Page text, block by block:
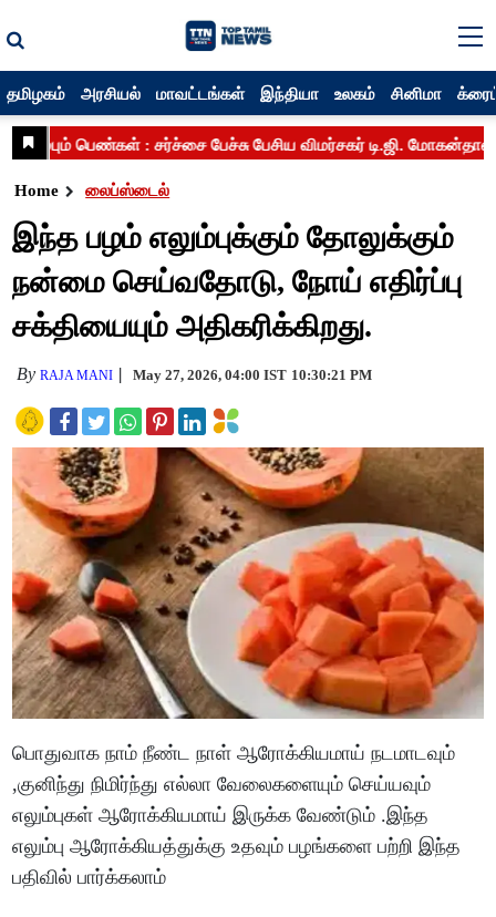
தமிழகம் அரசியல் மாவட்டங்கள் இந்தியா உலகம் சினிமா
Home லைப்ஸ்டைல்
இந்த பழம் எலும்புக்கும் தோலுக்கும்
நன்மை செய்வதோடு, நோய் எதிர்ப்பு
சக்தியையும் அதிகரிக்கிறது.
ByRAJA MANI May 27, 2026, 04:00 IST 10:30:21 PM
பொதுவாக நாம் நீண்ட நாள் ஆரோக்கியமாய் நடமாடவும்
,குனிந்து நிமிர்ந்து எல்லா வேலைகளையும் செய்யவும்
எலும்புகள் ஆரோக்கியமாய் இருக்க வேண்டும் .இந்த
எலும்பு ஆரோக்கியத்துக்கு உதவும் பழங்களை பற்றி இந்த
பதிவில் பார்க்கலாம்